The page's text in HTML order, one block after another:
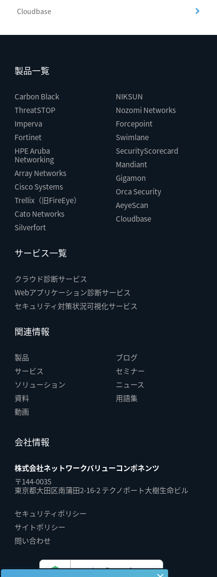
Cloudbase
製品一覧
Carbon Black
ThreatSTOP
Imperva
Fortinet
HPE Aruba
Networking
Array Networks
Cisco Systems
Trellix（旧FireEye）
Cato Networks
Silverfort
NIKSUN
Nozomi Networks
Forcepoint
Swimlane
SecurityScorecard
Mandiant
Gigamon
Orca Security
AeyeScan
Cloudbase
サービス一覧
クラウド診断サービス
Webアプリケーション診断サービス
セキュリティ対策状況可視化サービス
関連情報
製品
サービス
ソリューション
資料
動画
ブログ
セミナー
ニュース
用語集
会社情報
株式会社ネットワークバリューコンポネンツ
〒144-0035
東京都大田区南蒲田2-16-2 テクノポート大樹生命ビル
セキュリティポリシー
サイトポリシー
問い合わせ